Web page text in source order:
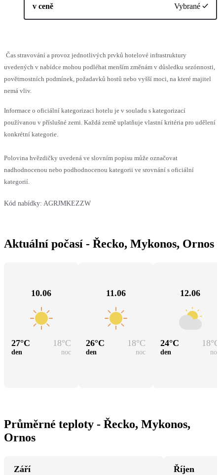
v ceně Vybrané
Čas stravování a provoz jednotlivých prvků hotelové infrastruktury
uvedených v nabídce mohou podléhat menším změnám v důsledku sezónnosti,
povětrnostních podmínek, požadavků hostů nebo vyšší moci, na které majitel
nemá vliv.
Informace o oficiální kategorizaci hotelu je v souladu s kategorizací
používanou v příslušné zemi. Každá země uplatňuje vlastní kritéria pro udělení
konkrétní kategorie.
Polovina hvězdičky uvedená ve slovním popisu může označovat
nadhodnocenou nebo podhodnocenou kategorii ve srovnání s oficiální
kategorií.
Kód nabídky: AGRJMKEZZW
Aktuální počasí - Řecko, Mykonos, Ornos
10.06
27°C 18°C
den noc
11.06
26°C 18°C
den noc
12.06
24°C 18°C
den noc
Průměrné teploty - Řecko, Mykonos,
Ornos
Září
Říjen